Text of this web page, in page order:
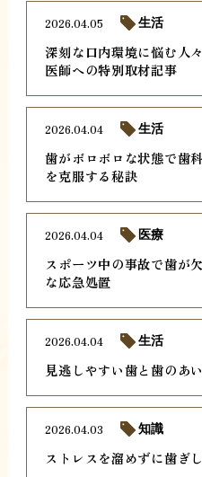
深刻な口内環境に悩む人
医師への特別取材記事
2026.04.05 生活
歯がボロボロな状態で歯
を克服する秘訣
2026.04.04 生活
スポーツ中の事故で歯が
な応急処置
2026.04.04 医療
見逃しやすい歯と歯のあ
2026.04.04 生活
ストレスを溜めずに歯ぎ
2026.04.03 知識